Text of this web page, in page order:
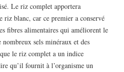
Le riz complet apportera
riz blanc, car ce premier a conservé
fibres alimentaires qui améliorent le
sels minéraux et des
le riz complet a un indice
qu’il fournit à l’organisme un